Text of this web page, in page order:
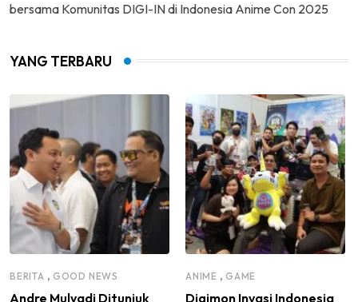
bersama Komunitas DIGI-IN di Indonesia Anime Con 2025
YANG TERBARU
BERITA , GOOD NEWS
Andre Mulyadi Ditunjuk
ANIME , GAME
Digimon Invasi Indonesia